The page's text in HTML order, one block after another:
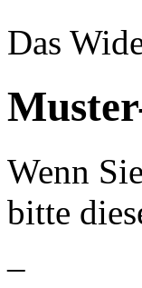
Das
Wenn
bitte
–